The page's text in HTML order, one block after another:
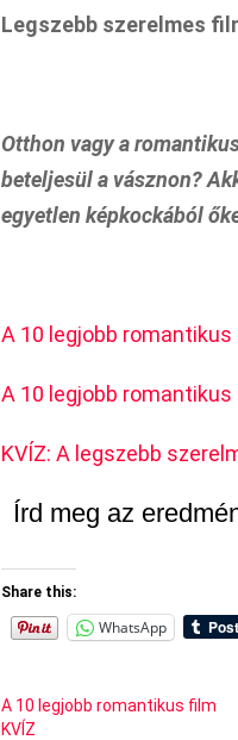
Legszebb szerelmes
Otthon vagy a
beteljesül a vásznon?
egyetlen képkockából
A 10 legjobb
A 10 legjobb
KVÍZ: A legszebb
Írd meg az
Share this:
WhatsApp
A 10 legjobb romantikus film
KVÍZ